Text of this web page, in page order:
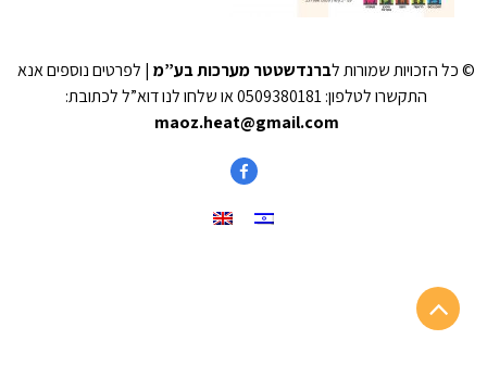
© כל הזכויות שמורות לברנדשטטר מערכות בע”מ | לפרטים נוספים אנא
התקשרו לטלפון: 0509380181 או שלחו לנו דוא”ל לכתובת:
maoz.heat@gmail.com